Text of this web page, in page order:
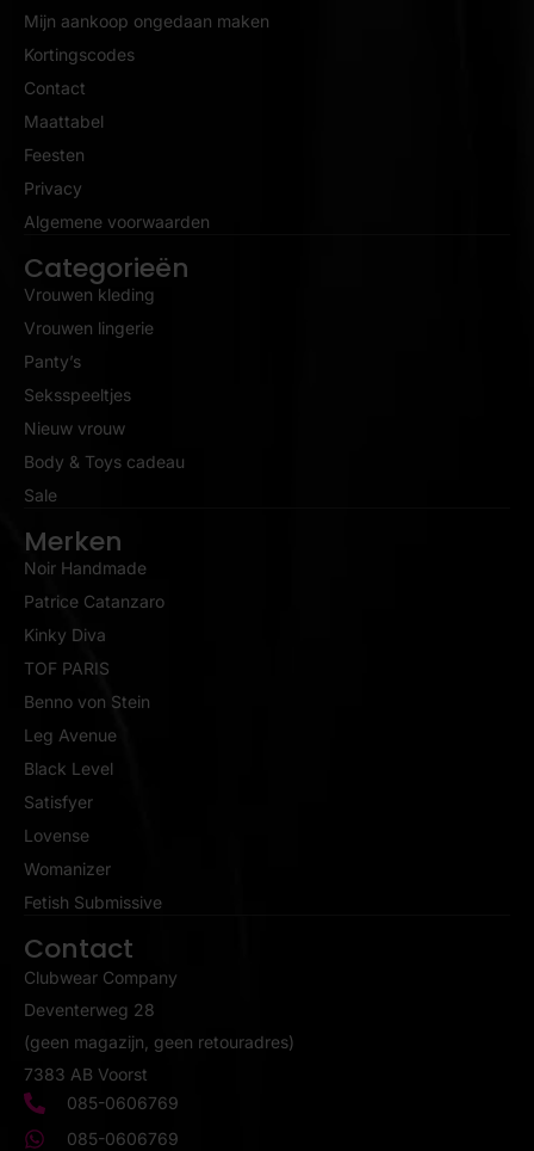
Mijn aankoop ongedaan maken
Kortingscodes
Contact
Maattabel
Feesten
Privacy
Algemene voorwaarden
Categorieën
Vrouwen kleding
Vrouwen lingerie
Panty’s
Seksspeeltjes
Nieuw vrouw
Body & Toys cadeau
Sale
Merken
Noir Handmade
Patrice Catanzaro
Kinky Diva
TOF PARIS
Benno von Stein
Leg Avenue
Black Level
Satisfyer
Lovense
Womanizer
Fetish Submissive
Contact
Clubwear Company
Deventerweg 28
(geen magazijn, geen retouradres)
7383 AB Voorst
085-0606769
085-0606769